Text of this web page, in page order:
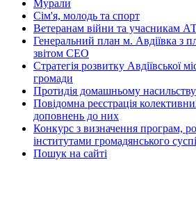
Мурали
Сім'я, молодь та спорт
Ветеранам війни та учасникам
Генеральний план м. Авдіївка з
звітом СЕО
Стратегія розвитку Авдіївської
громади
Протидія домашньому насильству
Повідомна реєстрація
доповнень до них
Конкурс з визначення програм,
інститутами громадянського
Пошук на сайті